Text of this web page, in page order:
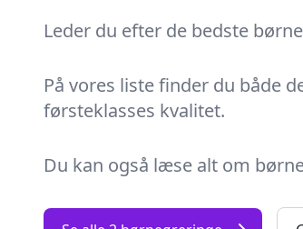
Leder du efter de bedste
På vores liste finder du både
førsteklasses kvalitet.
Du kan også læse alt om